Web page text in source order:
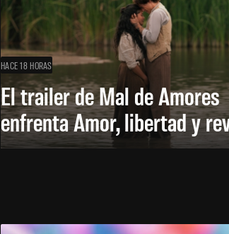
HACE 18 HORAS
El trailer de Mal de Amores
enfrenta Amor, libertad y